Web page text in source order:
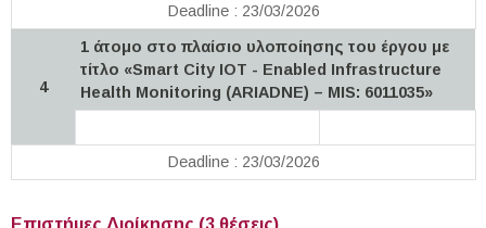
Deadline : 23/03/2026
4
1 άτομο στο πλαίσιο υλοποίησης του έργου με
τίτλο «Smart City IOT - Enabled Infrastructure
Health Monitoring (ARIADNE) – MIS: 6011035»
Deadline : 23/03/2026
Επιστήμες Διοίκησης (3 θέσεις)